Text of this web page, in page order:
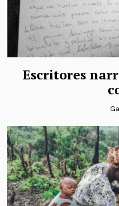
Escritores